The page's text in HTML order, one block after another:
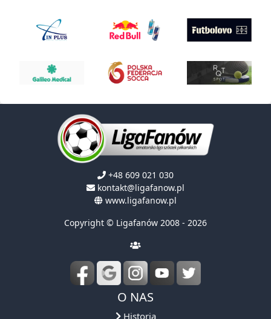
+48 609 021 030
kontakt@ligafanow.pl
www.ligafanow.pl
Copyright © Ligafanów 2008 - 2026
O NAS
Historia